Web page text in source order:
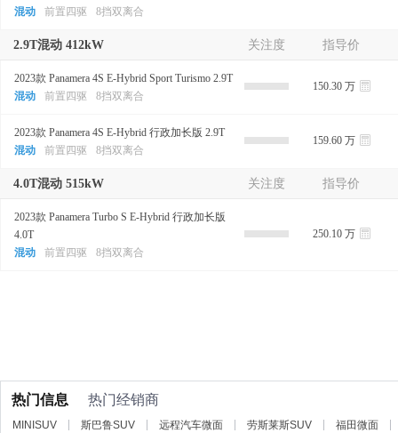
混动
前置四驱 8挡双离合
2.9T混动 412kW 关注度 指导价
2023款 Panamera 4S E-Hybrid Sport Turismo 2.9T
混动
前置四驱 8挡双离合
150.30 万
2023款 Panamera 4S E-Hybrid 行政加长版 2.9T
混动
前置四驱 8挡双离合
159.60 万
4.0T混动 515kW 关注度 指导价
2023款 Panamera Turbo S E-Hybrid 行政加长版
4.0T
混动
前置四驱 8挡双离合
250.10 万
热门信息 热门经销商
MINISUV 斯巴鲁SUV 远程汽车微面 劳斯莱斯SUV
福田微面